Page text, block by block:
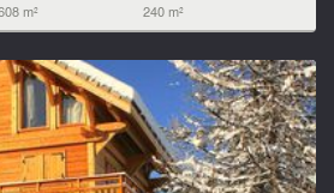
m² 240 m²